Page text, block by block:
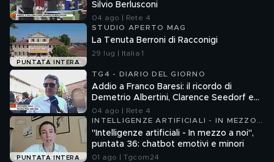
Silvio Berlusconi
04 ago | Rete 4
PUNTATA INTERA
STUDIO APERTO MAG
La Tenuta Berroni di Racconigi
29 lug | Italia 1
TG4 - DIARIO DEL GIORNO
Addio a Franco Baresi: il ricordo di
Demetrio Albertini, Clarence Seedorf e
Giovanni Galli
04 ago | Rete 4
PUNTATA INTERA
INTELLIGENZE ARTIFICIALI - IN MEZZO
A NOI
"Intelligenze artificiali - In mezzo a noi",
puntata 36: chatbot emotivi e minori
01 ago | Tgcom24